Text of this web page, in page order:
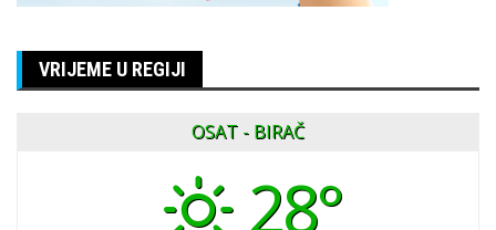
VRIJEME U REGIJI
OSAT - BIRAČ
28°